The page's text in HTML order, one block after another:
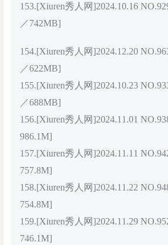
153.[Xiuren秀人网]2024.10.16
／742MB]
154.[Xiuren秀人网]2024.12.20
／622MB]
155.[Xiuren秀人网]2024.10.23
／688MB]
156.[Xiuren秀人网]2024.11.01
986.1M]
157.[Xiuren秀人网]2024.11.11
757.8M]
158.[Xiuren秀人网]2024.11.22
754.8M]
159.[Xiuren秀人网]2024.11.29
746.1M]